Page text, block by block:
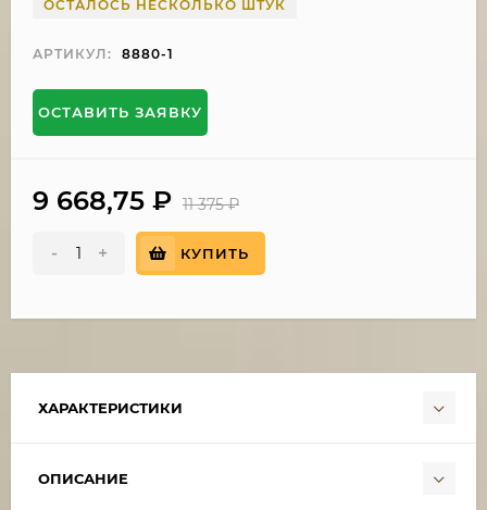
ОСТАЛОСЬ НЕСКОЛЬКО ШТУК
АРТИКУЛ: 8880-1
ОСТАВИТЬ ЗАЯВКУ
9 668,75 ₽ 11 375₽
- + КУПИТЬ
ХАРАКТЕРИСТИКИ
ОПИСАНИЕ